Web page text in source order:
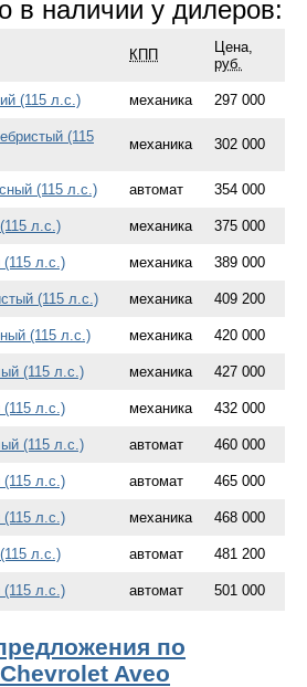
в наличии у дилеров:
КПП
Цена,
руб.
(115 л.с.) механика 297 000
(115
механика 302 000
(115 л.с.) автомат 354 000
л.с.) механика 375 000
(115 л.с.) механика 389 000
(115 л.с.) механика 409 200
(115 л.с.) механика 420 000
(115 л.с.) механика 427 000
(115 л.с.) механика 432 000
(115 л.с.) автомат 460 000
(115 л.с.) автомат 465 000
(115 л.с.) механика 468 000
л.с.) автомат 481 200
(115 л.с.) автомат 501 000
по
Aveo